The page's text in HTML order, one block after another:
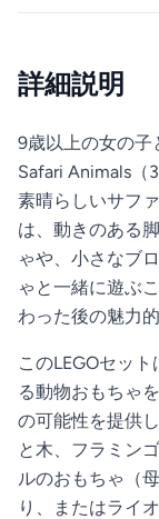
詳細説明
9歳以上の女の子
Safari Animals（
素晴らしいサフ
は、動きのある
ゃや、小さなブ
ゃと一緒に遊ぶ
わった後の魅力
このLEGOセッ
る動物おもちゃ
の可能性を提供
と木、フラミン
ルのおもちゃ（
り、またはライ